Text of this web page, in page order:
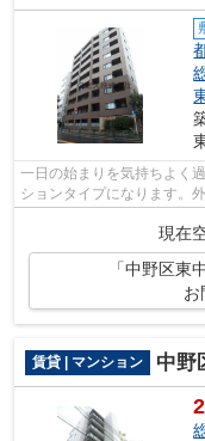
一日の始まりを気持ちよく
ションタイプになります。
現在
「中野区東
お
賃貸 | マンション 中野